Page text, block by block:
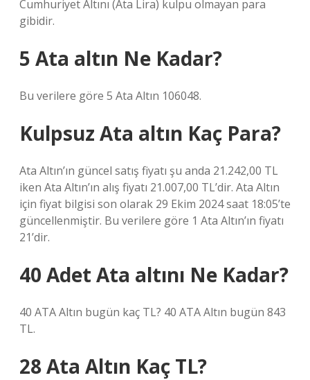
Cumhuriyet Altını (Ata Lira) kulpu olmayan para
gibidir.
5 Ata altın Ne Kadar?
Bu verilere göre 5 Ata Altın 106048.
Kulpsuz Ata altın Kaç Para?
Ata Altın’ın güncel satış fiyatı şu anda 21.242,00 TL
iken Ata Altın’ın alış fiyatı 21.007,00 TL’dir. Ata Altın
için fiyat bilgisi son olarak 29 Ekim 2024 saat 18:05’te
güncellenmiştir. Bu verilere göre 1 Ata Altın’ın fiyatı
21’dir.
40 Adet Ata altını Ne Kadar?
40 ATA Altın bugün kaç TL? 40 ATA Altın bugün 843
TL.
28 Ata Altın Kaç TL?